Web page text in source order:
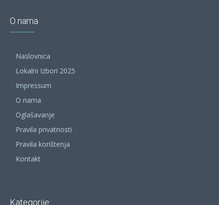
O nama
Naslovnica
Lokalni Izbori 2025
Impressum
O nama
Oglašavanje
Pravila privatnosti
Pravila korištenja
Kontakt
Kategorije